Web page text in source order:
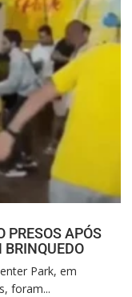
PRESOS APÓS
BRINQUEDO
Park, em
foram...